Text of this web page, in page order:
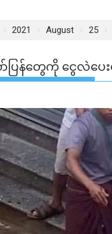
2021 August 25
ြန်တွေကို ငွေလဲပေး